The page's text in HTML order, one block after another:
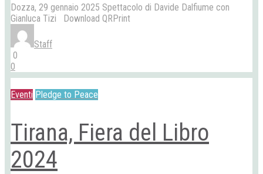
Dozza, 29 gennaio 2025 Spettacolo di Davide Dalfiume con
Gianluca Tizi Download QRPrint
Staff
0
0
Eventi Pledge to Peace
Tirana, Fiera del Libro
2024